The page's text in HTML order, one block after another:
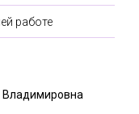
работе
Владимировна